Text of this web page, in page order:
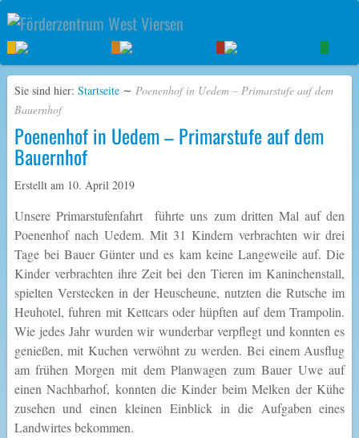
Sie sind hier: Startseite ∼ Poenenhof in Uedem – Primarstufe auf dem
Bauernhof
Poenenhof in Uedem – Primarstufe auf dem
Bauernhof
Erstellt am 10. April 2019
Unsere Primarstufenfahrt führte uns zum dritten Mal auf den
Poenenhof nach Uedem. Mit 31 Kindern verbrachten wir drei
Tage bei Bauer Günter und es kam keine Langeweile auf. Die
Kinder verbrachten ihre Zeit bei den Tieren im Kaninchenstall,
spielten Verstecken in der Heuscheune, nutzten die Rutsche im
Heuhotel, fuhren mit Kettcars oder hüpften auf dem Trampolin.
Wie jedes Jahr wurden wir wunderbar verpflegt und konnten es
genießen, mit Kuchen verwöhnt zu werden. Bei einem Ausflug
am frühen Morgen mit dem Planwagen zum Bauer Uwe auf
einen Nachbarhof, konnten die Kinder beim Melken der Kühe
zusehen und einen kleinen Einblick in die Aufgaben eines
Landwirtes bekommen.